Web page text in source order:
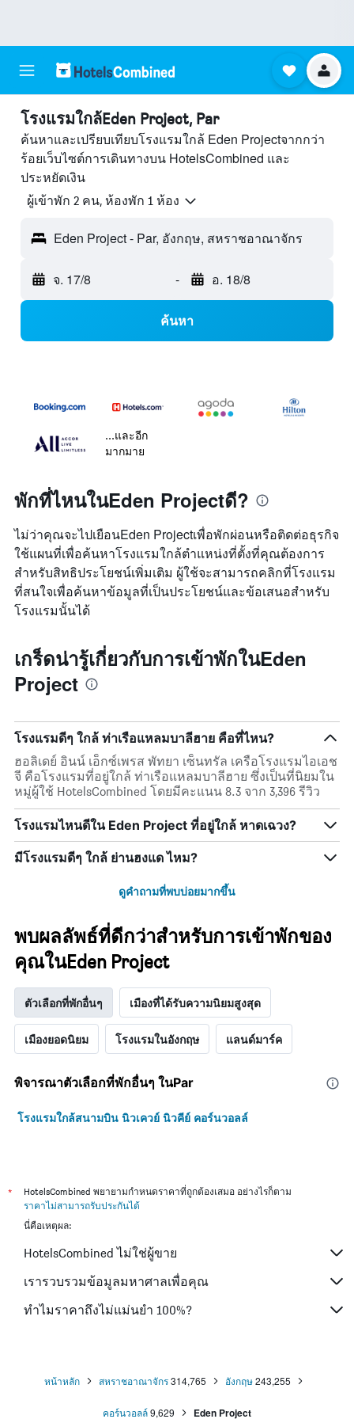
โรงแรมใกล้Eden Project, Par
ค้นหาและเปรียบเทียบโรงแรมใกล้ Eden Projectจากกว่า
ร้อยเว็บไซต์การเดินทางบน HotelsCombined และ
ประหยัดเงิน
ผู้เข้าพัก 2 คน, ห้องพัก 1 ห้อง
Eden Project - Par, อังกฤษ, สหราชอาณาจักร
จ. 17/8 - อ. 18/8
ค้นหา
...และอีก
มากมาย
พักที่ไหนในEden Projectดี?
ไม่ว่าคุณจะไปเยือนEden Projectเพื่อพักผ่อนหรือติดต่อธุรกิจ
ใช้แผนที่เพื่อค้นหาโรงแรมใกล้ตำแหน่งที่ตั้งที่คุณต้องการ
สำหรับสิทธิประโยชน์เพิ่มเติม ผู้ใช้จะสามารถคลิกที่โรงแรม
ที่สนใจเพื่อค้นหาข้อมูลที่เป็นประโยชน์และข้อเสนอสำหรับ
โรงแรมนั้นได้
เกร็ดน่ารู้เกี่ยวกับการเข้าพักในEden
Project
โรงแรมดีๆ ใกล้ ท่าเรือแหลมบาลีฮาย คือที่ไหน?
ฮอลิเดย์ อินน์ เอ็กซ์เพรส พัทยา เซ็นทรัล เครือโรงแรมไอเอช
จี คือโรงแรมที่อยู่ใกล้ ท่าเรือแหลมบาลีฮาย ซึ่งเป็นที่นิยมใน
หมู่ผู้ใช้ HotelsCombined โดยมีคะแนน 8.3 จาก 3,396 รีวิว
โรงแรมไหนดีใน Eden Project ที่อยู่ใกล้ หาดเฉวง?
มีโรงแรมดีๆ ใกล้ ย่านฮงแด ไหม?
ดูคำถามที่พบบ่อยมากขึ้น
พบผลลัพธ์ที่ดีกว่าสำหรับการเข้าพักของ
คุณในEden Project
ตัวเลือกที่พักอื่นๆ เมืองที่ได้รับความนิยมสูงสุด
เมืองยอดนิยม โรงแรมในอังกฤษ แลนด์มาร์ค
พิจารณาตัวเลือกที่พักอื่นๆ ในPar
โรงแรมใกล้สนามบิน นิวเควย์ นิวคีย์ คอร์นวอลล์
*
HotelsCombined พยายามกำหนดราคาที่ถูกต้องเสมอ อย่างไรก็ตาม
ราคาไม่สามารถรับประกันได้
นี่คือเหตุผล:
HotelsCombined ไม่ใช่ผู้ขาย
เรารวบรวมข้อมูลมหาศาลเพื่อคุณ
ทำไมราคาถึงไม่แม่นยำ 100%?
หน้าหลัก สหราชอาณาจักร314,765 อังกฤษ243,255
คอร์นวอลล์9,629 Eden Project